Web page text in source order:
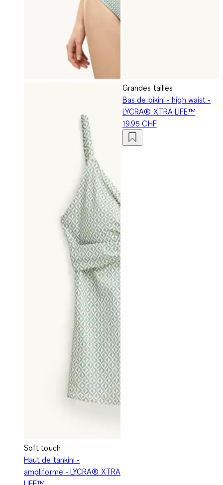
Soft touch
Haut de tankini -
ampliforme - LYCRA® XTRA
Grandes tailles
Bas de bikini - high waist -
LYCRA® XTRA LIFE™
19.95 CHF